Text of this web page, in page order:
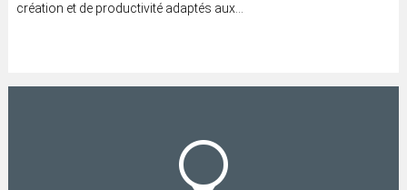
création et de productivité adaptés aux...